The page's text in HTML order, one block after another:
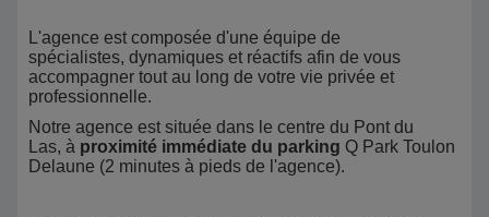
L'agence est composée d'une équipe de
spécialistes, dynamiques et réactifs afin de vous
accompagner tout au long de votre vie privée et
professionnelle.
Notre agence est située dans le centre du Pont du
Las, à proximité immédiate du parking Q Park Toulon
Delaune (2 minutes à pieds de l'agence).